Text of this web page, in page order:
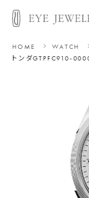
HOME WATCH
トンダGT PFC910-